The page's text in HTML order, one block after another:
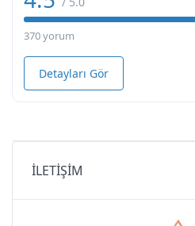
370 yorum
Detayları Gör
İLETİŞİM